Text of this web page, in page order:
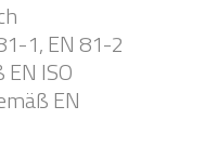
1, EN 81-2
ISO
EN